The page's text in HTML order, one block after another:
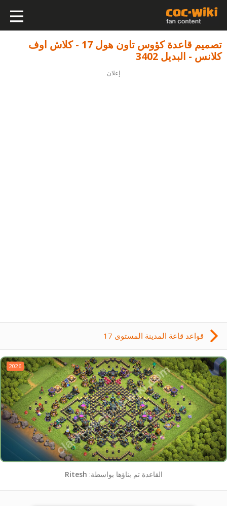
تصميم قاعدة كؤوس تاون هول 17 - كلاش اوف
كلانس - البديل 3402
إعلان
قواعد قاعة المدينة المستوى 17
2026
القاعدة تم بناؤها بواسطة: Ritesh